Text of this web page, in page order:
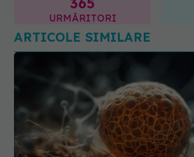
ARTICOLE SIMILARE